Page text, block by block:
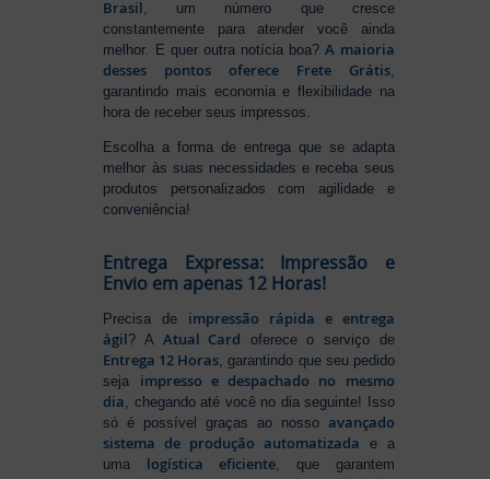
Brasil , um número que cresce
constantemente para atender você ainda
melhor. E quer outra notícia boa?A maioria
desses pontos oferece Frete Grátis,
garantindo mais economia e flexibilidade na
hora de receber seus impressos.
Escolha a forma de entrega que se adapta
melhor às suas necessidades e receba seus
produtos personalizados com agilidade e
conveniência!
Entrega Expressa: Impressão e
Envio em apenas 12 Horas!
Precisa de impressão rápida e entrega
ágil? A Atual Card oferece o serviço de
Entrega 12 Horas, garantindo que seu pedido
seja impresso e despachado no mesmo
dia, chegando até você no dia seguinte! Isso
só é possível graças ao nosso avançado
sistema de produção automatizada e a
uma logística eficiente, que garantem